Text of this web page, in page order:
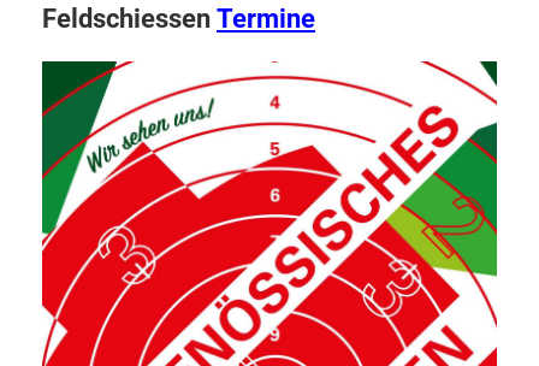
FeldschiessenTermine